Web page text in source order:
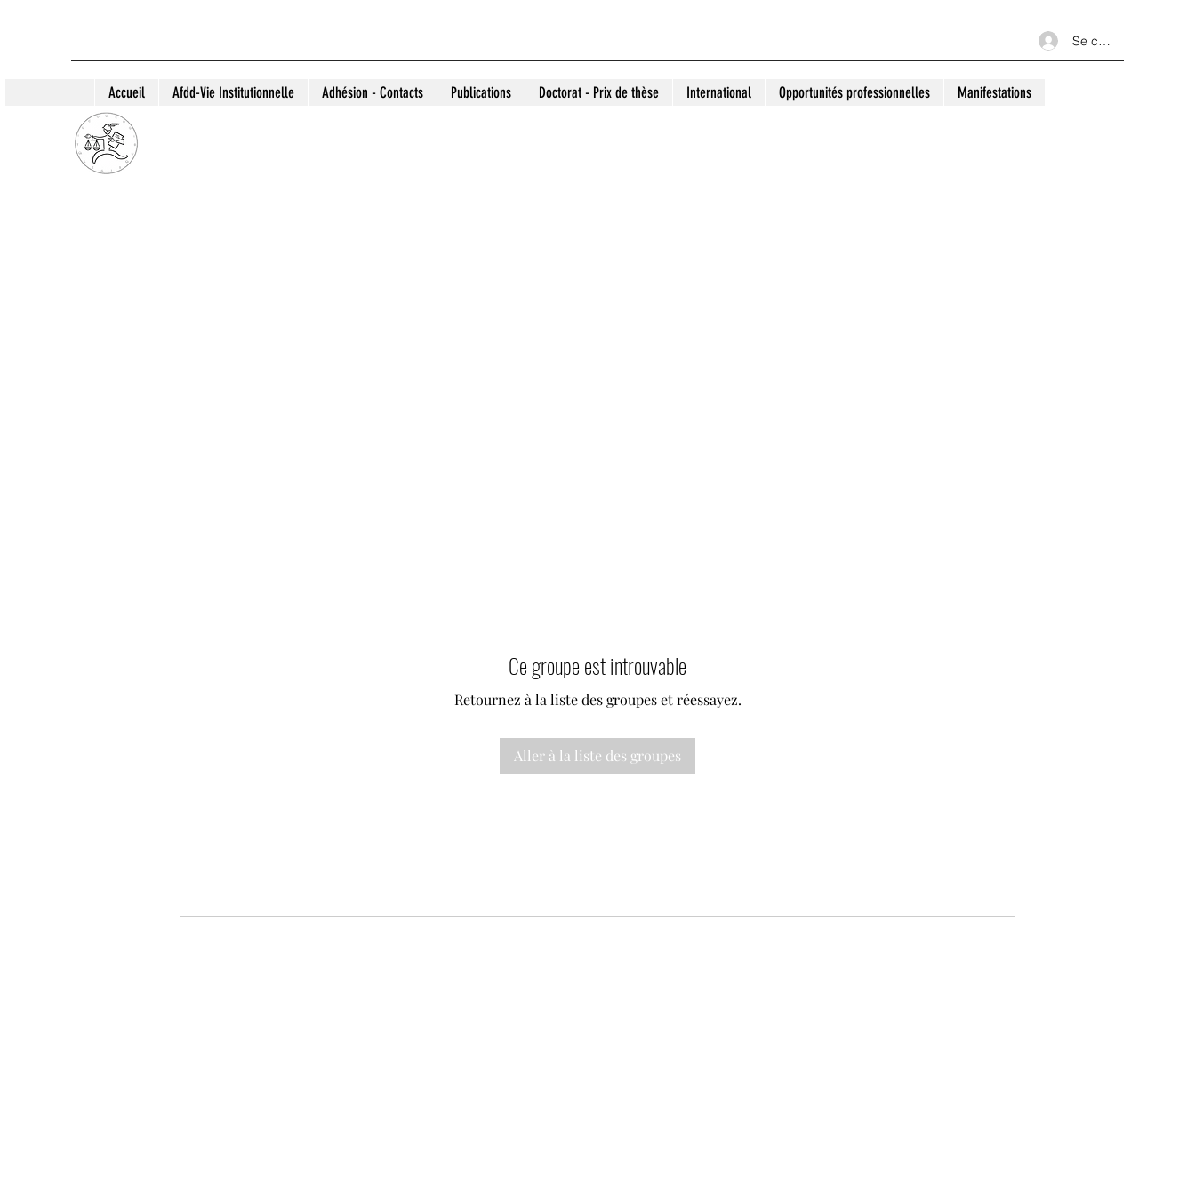
Se connecter
Accueil Afdd-Vie Institutionnelle Adhésion - Contacts Publications Doctorat - Prix de thèse International Opportunités professionnelles Manifestations
Ce groupe est introuvable
Retournez à la liste des groupes et réessayez.
Aller à la liste des groupes